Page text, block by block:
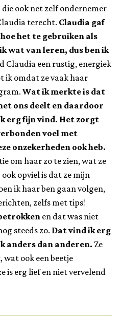
ook net zelf ondernemer
terecht. Claudia gaf
het te gebruiken als
wat van leren, dus ben ik
Claudia een rustig, energiek
ik omdat ze vaak haar
Wat ik merkte is dat
ons deelt en daardoor
erg fijn vind. Het zorgt
voel met
onzekerheden ook heb.
om haar zo te zien, wat ze
opviel is dat ze mijn
ik haar ben gaan volgen,
zelfs met tips!
en dat was niet
steeds zo. Dat vind ik erg
anders dan anderen. Ze
ook een beetje
is erg lief en niet vervelend